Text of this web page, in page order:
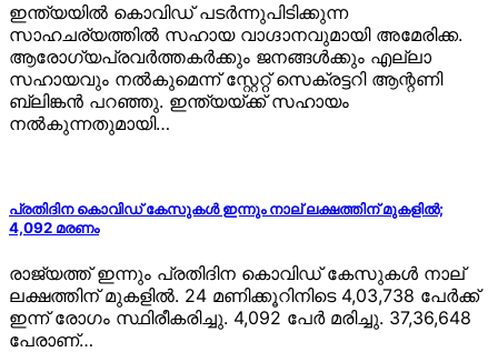
ഇന്ത്യയില്‍ കൊവിഡ് പടര്‍ന്നുപിടിക്കുന്ന
സാഹചര്യത്തില്‍ സഹായ വാഗ്ദാനവുമായി അമേരിക്ക.
ആരോഗ്യപ്രവര്‍ത്തകര്‍ക്കും ജനങ്ങള്‍ക്കും എല്ലാ
സഹായവും നല്‍കുമെന്ന് സ്റ്റേറ്റ് സെക്രട്ടറി ആന്റണി
ബ്ലിങ്കന്‍ പറഞ്ഞു. ഇന്ത്യയ്ക്ക് സഹായം
നല്‍കുന്നതുമായി…
പ്രതിദിന കൊവിഡ് കേസുകൾ ഇന്നും നാല് ലക്ഷത്തിന് മുകളിൽ;
4,092 മരണം
രാജ്യത്ത് ഇന്നും പ്രതിദിന കൊവിഡ് കേസുകൾ നാല്
ലക്ഷത്തിന് മുകളിൽ. 24 മണിക്കൂറിനിടെ 4,03,738 പേർക്ക്
ഇന്ന് രോഗം സ്ഥിരീകരിച്ചു. 4,092 പേർ മരിച്ചു. 37,36,648
പേരാണ്…